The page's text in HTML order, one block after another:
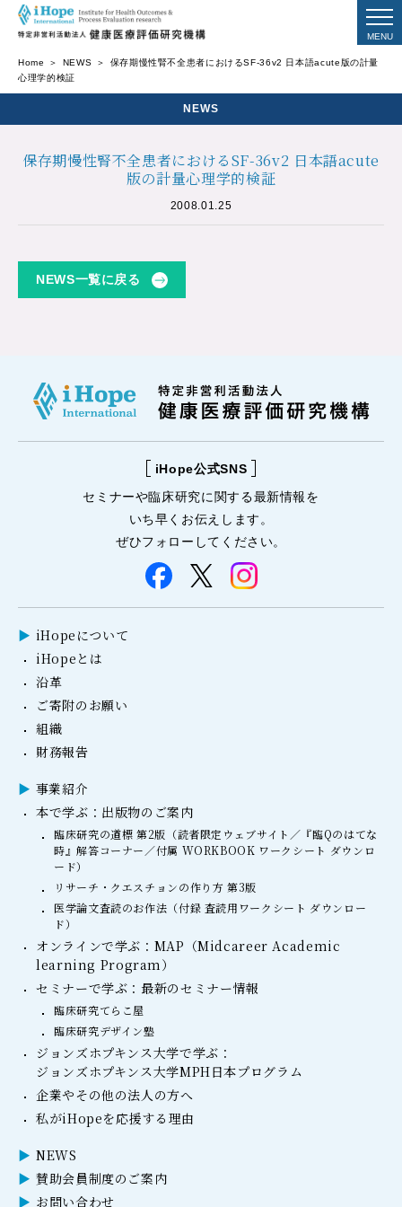
Home NEWS
保存期慢性腎不全患者におけるSF-36v2 日本語acute版の計量
心理学的検証
NEWS
保存期慢性腎不全患者におけるSF-36v2 日本語acute
版の計量心理学的検証
2008.01.25
NEWS一覧に戻る
iHope公式SNS
セミナーや臨床研究に関する最新情報を
いち早くお伝えします。
ぜひフォローしてください。
iHopeについて
iHopeとは
沿革
ご寄附のお願い
組織
財務報告
事業紹介
本で学ぶ：出版物のご案内
臨床研究の道標 第2版（読者限定ウェブサイト／『臨Qのはてな
時』解答コーナー／付属 WORKBOOK ワークシート ダウンロ
ード）
リサーチ・クエスチョンの作り方 第3版
医学論文査読のお作法（付録 査読用ワークシート ダウンロー
ド）
オンラインで学ぶ：MAP（Midcareer Academic
learning Program）
セミナーで学ぶ：最新のセミナー情報
臨床研究てらこ屋
臨床研究デザイン塾
ジョンズホプキンス大学で学ぶ：
ジョンズホプキンス大学MPH日本プログラム
企業やその他の法人の方へ
私がiHopeを応援する理由
NEWS
賛助会員制度のご案内
お問い合わせ